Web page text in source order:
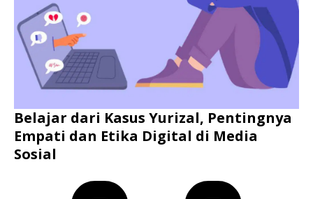
Belajar dari Kasus Yurizal, Pentingnya
Empati dan Etika Digital di Media
Sosial